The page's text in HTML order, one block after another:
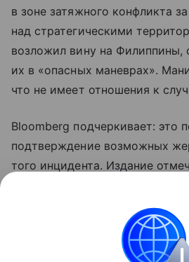
в зоне затяжного конфликта
над стратегическими
возложил вину на Филиппины,
их в «опасных маневрах».
что не имеет отношения к
Bloomberg подчеркивает: это
подтверждение возможных
того инцидента. Издание
во время операции или
Китайском море. Тогда погиб
после контакта с американским